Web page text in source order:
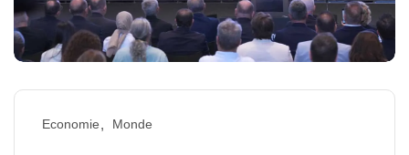
Economie Monde